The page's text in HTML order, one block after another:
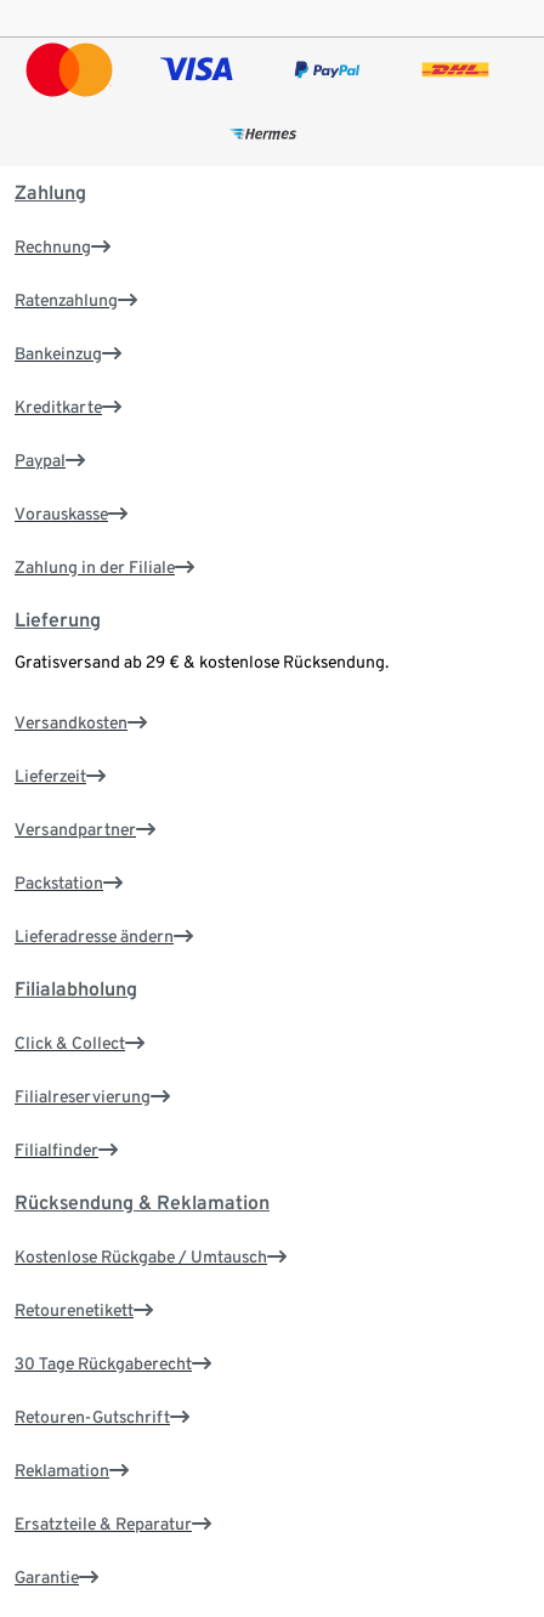
Zahlung
Rechnung
Ratenzahlung
Bankeinzug
Kreditkarte
Paypal
Vorauskasse
Zahlung in der Filiale
Lieferung
Gratisversand ab 29 € & kostenlose Rücksendung.
Versandkosten
Lieferzeit
Versandpartner
Packstation
Lieferadresse ändern
Filialabholung
Click & Collect
Filialreservierung
Filialfinder
Rücksendung & Reklamation
Kostenlose Rückgabe / Umtausch
Retourenetikett
30 Tage Rückgaberecht
Retouren-Gutschrift
Reklamation
Ersatzteile & Reparatur
Garantie